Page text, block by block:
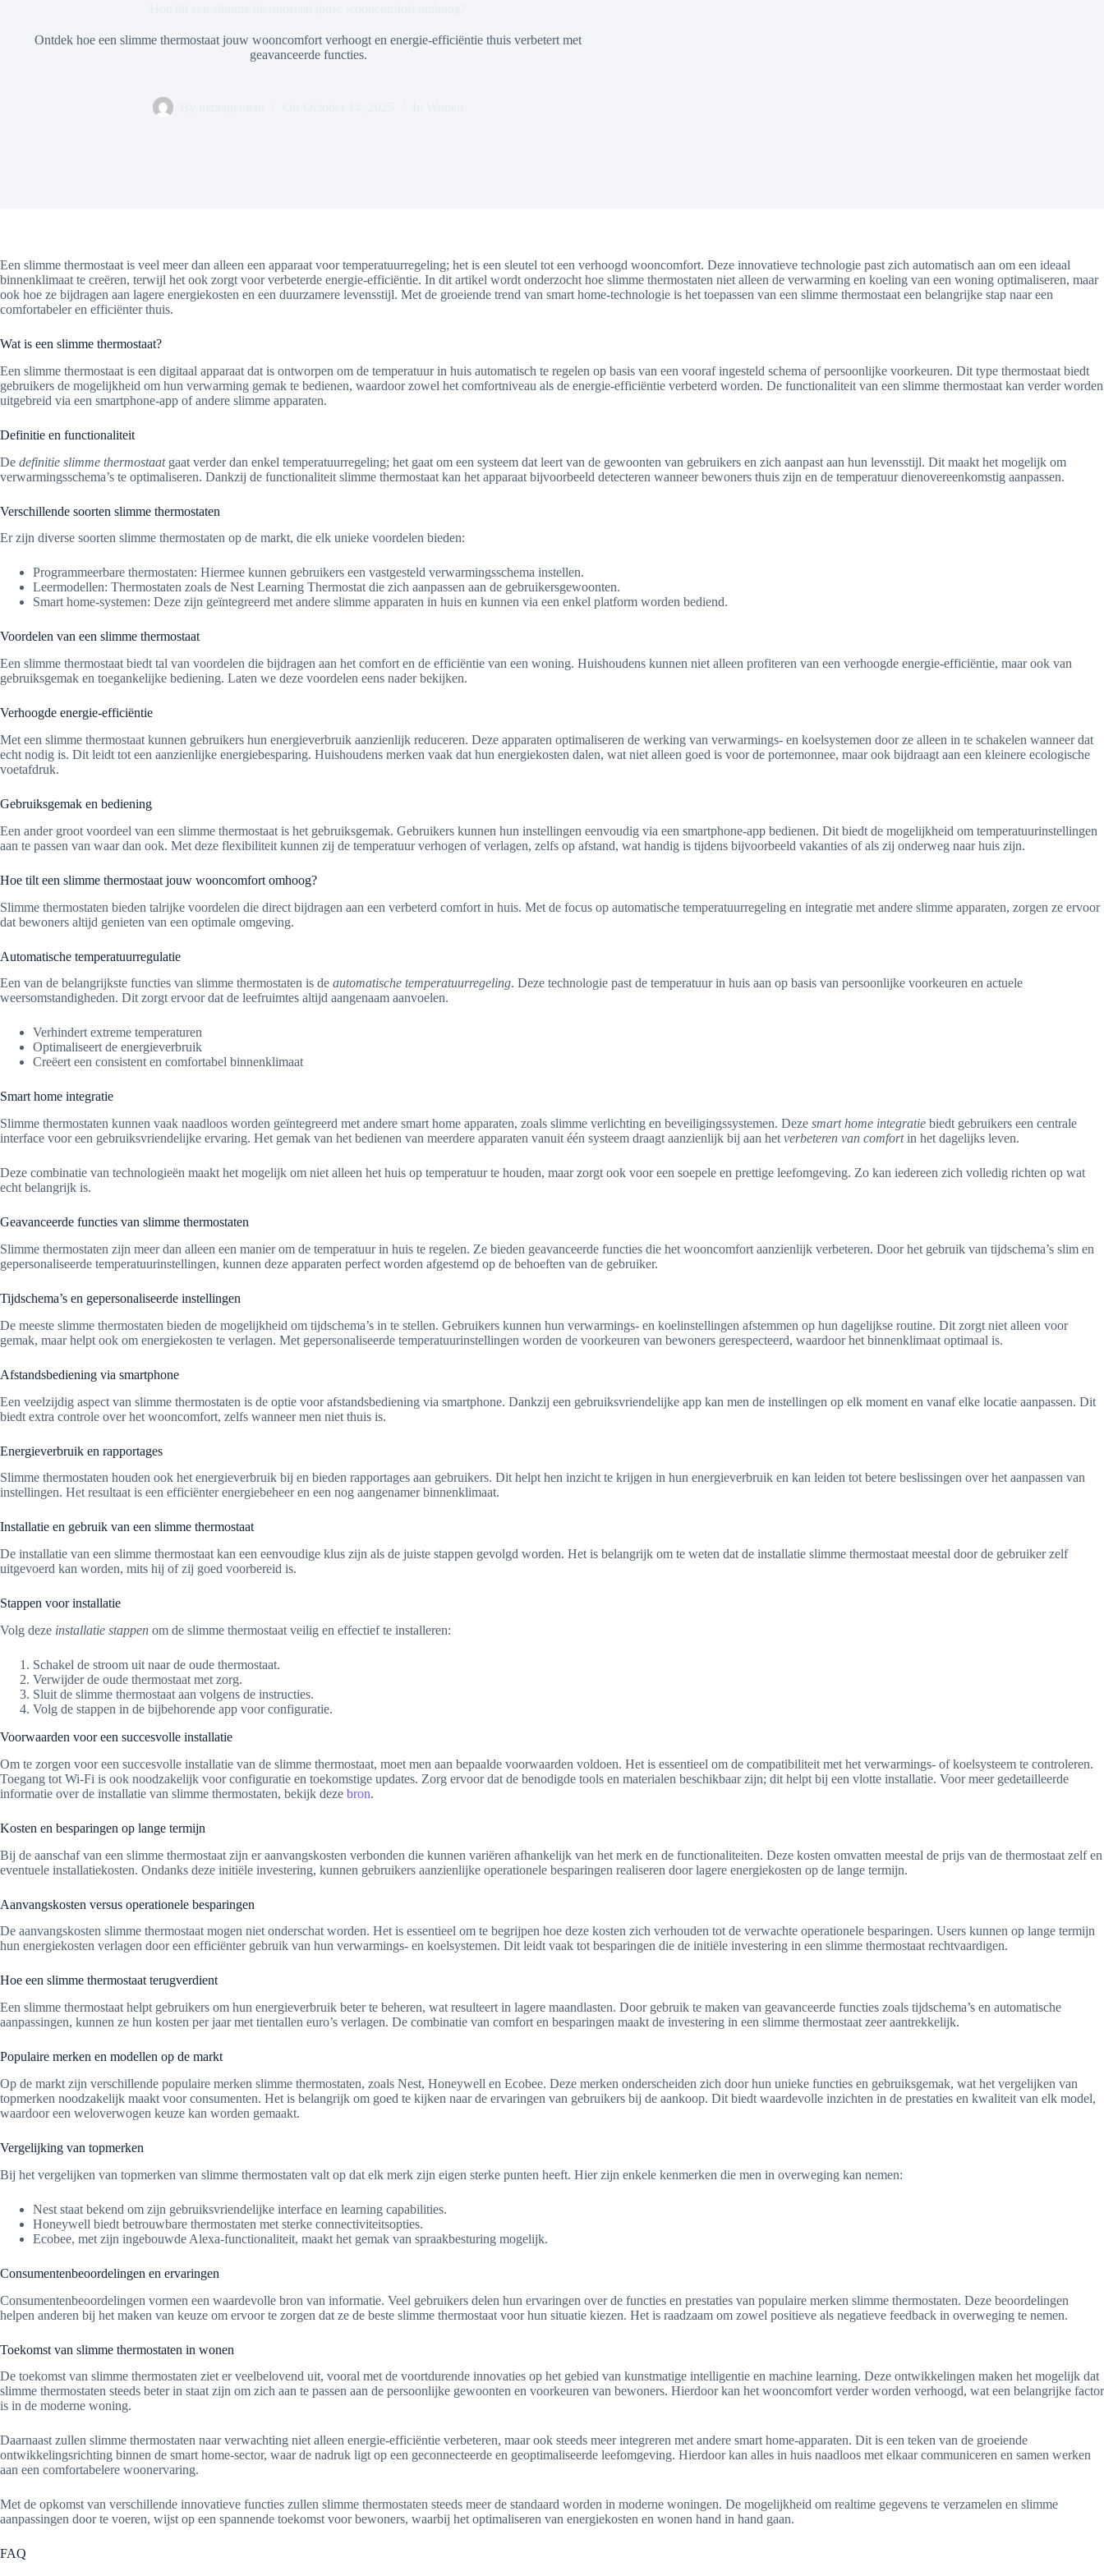
Ontdek hoe een slimme thermostaat jouw wooncomfort verhoogt en energie-efficiëntie thuis verbetert met
geavanceerde functies.
Een slimme thermostaat is veel meer dan alleen een apparaat voor temperatuurregeling; het is een sleutel tot een verhoogd wooncomfort. Deze innovatieve technologie past zich automatisch aan om een ideaal
binnenklimaat te creëren, terwijl het ook zorgt voor verbeterde energie-efficiëntie. In dit artikel wordt onderzocht hoe slimme thermostaten niet alleen de verwarming en koeling van een woning optimaliseren, maar
ook hoe ze bijdragen aan lagere energiekosten en een duurzamere levensstijl. Met de groeiende trend van smart home-technologie is het toepassen van een slimme thermostaat een belangrijke stap naar een
comfortabeler en efficiënter thuis.
Wat is een slimme thermostaat?
Een slimme thermostaat is een digitaal apparaat dat is ontworpen om de temperatuur in huis automatisch te regelen op basis van een vooraf ingesteld schema of persoonlijke voorkeuren. Dit type thermostaat biedt
gebruikers de mogelijkheid om hun verwarming gemak te bedienen, waardoor zowel het comfortniveau als de energie-efficiëntie verbeterd worden. De functionaliteit van een slimme thermostaat kan verder worden
uitgebreid via een smartphone-app of andere slimme apparaten.
Definitie en functionaliteit
De definitie slimme thermostaatgaat verder dan enkel temperatuurregeling; het gaat om een systeem dat leert van de gewoonten van gebruikers en zich aanpast aan hun levensstijl. Dit maakt het mogelijk om
verwarmingsschema’s te optimaliseren. Dankzij de functionaliteit slimme thermostaat kan het apparaat bijvoorbeeld detecteren wanneer bewoners thuis zijn en de temperatuur dienovereenkomstig aanpassen.
Verschillende soorten slimme thermostaten
Er zijn diverse soorten slimme thermostaten op de markt, die elk unieke voordelen bieden:
Programmeerbare thermostaten: Hiermee kunnen gebruikers een vastgesteld verwarmingsschema instellen.
Leermodellen: Thermostaten zoals de Nest Learning Thermostat die zich aanpassen aan de gebruikersgewoonten.
Smart home-systemen: Deze zijn geïntegreerd met andere slimme apparaten in huis en kunnen via een enkel platform worden bediend.
Voordelen van een slimme thermostaat
Een slimme thermostaat biedt tal van voordelen die bijdragen aan het comfort en de efficiëntie van een woning. Huishoudens kunnen niet alleen profiteren van een verhoogde energie-efficiëntie, maar ook van
gebruiksgemak en toegankelijke bediening. Laten we deze voordelen eens nader bekijken.
Verhoogde energie-efficiëntie
Met een slimme thermostaat kunnen gebruikers hun energieverbruik aanzienlijk reduceren. Deze apparaten optimaliseren de werking van verwarmings- en koelsystemen door ze alleen in te schakelen wanneer dat
echt nodig is. Dit leidt tot een aanzienlijke energiebesparing. Huishoudens merken vaak dat hun energiekosten dalen, wat niet alleen goed is voor de portemonnee, maar ook bijdraagt aan een kleinere ecologische
voetafdruk.
Gebruiksgemak en bediening
Een ander groot voordeel van een slimme thermostaat is het gebruiksgemak. Gebruikers kunnen hun instellingen eenvoudig via een smartphone-app bedienen. Dit biedt de mogelijkheid om temperatuurinstellingen
aan te passen van waar dan ook. Met deze flexibiliteit kunnen zij de temperatuur verhogen of verlagen, zelfs op afstand, wat handig is tijdens bijvoorbeeld vakanties of als zij onderweg naar huis zijn.
Hoe tilt een slimme thermostaat jouw wooncomfort omhoog?
Slimme thermostaten bieden talrijke voordelen die direct bijdragen aan een verbeterd comfort in huis. Met de focus op automatische temperatuurregeling en integratie met andere slimme apparaten, zorgen ze ervoor
dat bewoners altijd genieten van een optimale omgeving.
Automatische temperatuurregulatie
Een van de belangrijkste functies van slimme thermostaten is de automatische temperatuurregeling. Deze technologie past de temperatuur in huis aan op basis van persoonlijke voorkeuren en actuele
weersomstandigheden. Dit zorgt ervoor dat de leefruimtes altijd aangenaam aanvoelen.
Verhindert extreme temperaturen
Optimaliseert de energieverbruik
Creëert een consistent en comfortabel binnenklimaat
Smart home integratie
Slimme thermostaten kunnen vaak naadloos worden geïntegreerd met andere smart home apparaten, zoals slimme verlichting en beveiligingssystemen. Deze smart home integratie biedt gebruikers een centrale
interface voor een gebruiksvriendelijke ervaring. Het gemak van het bedienen van meerdere apparaten vanuit één systeem draagt aanzienlijk bij aan het verbeteren van comfortin het dagelijks leven.
Deze combinatie van technologieën maakt het mogelijk om niet alleen het huis op temperatuur te houden, maar zorgt ook voor een soepele en prettige leefomgeving. Zo kan iedereen zich volledig richten op wat
echt belangrijk is.
Geavanceerde functies van slimme thermostaten
Slimme thermostaten zijn meer dan alleen een manier om de temperatuur in huis te regelen. Ze bieden geavanceerde functies die het wooncomfort aanzienlijk verbeteren. Door het gebruik van tijdschema’s slim en
gepersonaliseerde temperatuurinstellingen, kunnen deze apparaten perfect worden afgestemd op de behoeften van de gebruiker.
Tijdschema’s en gepersonaliseerde instellingen
De meeste slimme thermostaten bieden de mogelijkheid om tijdschema’s in te stellen. Gebruikers kunnen hun verwarmings- en koelinstellingen afstemmen op hun dagelijkse routine. Dit zorgt niet alleen voor
gemak, maar helpt ook om energiekosten te verlagen. Met gepersonaliseerde temperatuurinstellingen worden de voorkeuren van bewoners gerespecteerd, waardoor het binnenklimaat optimaal is.
Afstandsbediening via smartphone
Een veelzijdig aspect van slimme thermostaten is de optie voor afstandsbediening via smartphone. Dankzij een gebruiksvriendelijke app kan men de instellingen op elk moment en vanaf elke locatie aanpassen. Dit
biedt extra controle over het wooncomfort, zelfs wanneer men niet thuis is.
Energieverbruik en rapportages
Slimme thermostaten houden ook het energieverbruik bij en bieden rapportages aan gebruikers. Dit helpt hen inzicht te krijgen in hun energieverbruik en kan leiden tot betere beslissingen over het aanpassen van
instellingen. Het resultaat is een efficiënter energiebeheer en een nog aangenamer binnenklimaat.
Installatie en gebruik van een slimme thermostaat
De installatie van een slimme thermostaat kan een eenvoudige klus zijn als de juiste stappen gevolgd worden. Het is belangrijk om te weten dat de installatie slimme thermostaat meestal door de gebruiker zelf
uitgevoerd kan worden, mits hij of zij goed voorbereid is.
Stappen voor installatie
Volg deze installatie stappen om de slimme thermostaat veilig en effectief te installeren:
Schakel de stroom uit naar de oude thermostaat.
Verwijder de oude thermostaat met zorg.
Sluit de slimme thermostaat aan volgens de instructies.
Volg de stappen in de bijbehorende app voor configuratie.
Voorwaarden voor een succesvolle installatie
Om te zorgen voor een succesvolle installatie van de slimme thermostaat, moet men aan bepaalde voorwaarden voldoen. Het is essentieel om de compatibiliteit met het verwarmings- of koelsysteem te controleren.
Toegang tot Wi-Fi is ook noodzakelijk voor configuratie en toekomstige updates. Zorg ervoor dat de benodigde tools en materialen beschikbaar zijn; dit helpt bij een vlotte installatie. Voor meer gedetailleerde
informatie over de installatie van slimme thermostaten, bekijk deze bron.
Kosten en besparingen op lange termijn
Bij de aanschaf van een slimme thermostaat zijn er aanvangskosten verbonden die kunnen variëren afhankelijk van het merk en de functionaliteiten. Deze kosten omvatten meestal de prijs van de thermostaat zelf en
eventuele installatiekosten. Ondanks deze initiële investering, kunnen gebruikers aanzienlijke operationele besparingen realiseren door lagere energiekosten op de lange termijn.
Aanvangskosten versus operationele besparingen
De aanvangskosten slimme thermostaat mogen niet onderschat worden. Het is essentieel om te begrijpen hoe deze kosten zich verhouden tot de verwachte operationele besparingen. Users kunnen op lange termijn
hun energiekosten verlagen door een efficiënter gebruik van hun verwarmings- en koelsystemen. Dit leidt vaak tot besparingen die de initiële investering in een slimme thermostaat rechtvaardigen.
Hoe een slimme thermostaat terugverdient
Een slimme thermostaat helpt gebruikers om hun energieverbruik beter te beheren, wat resulteert in lagere maandlasten. Door gebruik te maken van geavanceerde functies zoals tijdschema’s en automatische
aanpassingen, kunnen ze hun kosten per jaar met tientallen euro’s verlagen. De combinatie van comfort en besparingen maakt de investering in een slimme thermostaat zeer aantrekkelijk.
Populaire merken en modellen op de markt
Op de markt zijn verschillende populaire merken slimme thermostaten, zoals Nest, Honeywell en Ecobee. Deze merken onderscheiden zich door hun unieke functies en gebruiksgemak, wat het vergelijken van
topmerken noodzakelijk maakt voor consumenten. Het is belangrijk om goed te kijken naar de ervaringen van gebruikers bij de aankoop. Dit biedt waardevolle inzichten in de prestaties en kwaliteit van elk model,
waardoor een weloverwogen keuze kan worden gemaakt.
Vergelijking van topmerken
Bij het vergelijken van topmerken van slimme thermostaten valt op dat elk merk zijn eigen sterke punten heeft. Hier zijn enkele kenmerken die men in overweging kan nemen:
Nest staat bekend om zijn gebruiksvriendelijke interface en learning capabilities.
Honeywell biedt betrouwbare thermostaten met sterke connectiviteitsopties.
Ecobee, met zijn ingebouwde Alexa-functionaliteit, maakt het gemak van spraakbesturing mogelijk.
Consumentenbeoordelingen en ervaringen
Consumentenbeoordelingen vormen een waardevolle bron van informatie. Veel gebruikers delen hun ervaringen over de functies en prestaties van populaire merken slimme thermostaten. Deze beoordelingen
helpen anderen bij het maken van keuze om ervoor te zorgen dat ze de beste slimme thermostaat voor hun situatie kiezen. Het is raadzaam om zowel positieve als negatieve feedback in overweging te nemen.
Toekomst van slimme thermostaten in wonen
De toekomst van slimme thermostaten ziet er veelbelovend uit, vooral met de voortdurende innovaties op het gebied van kunstmatige intelligentie en machine learning. Deze ontwikkelingen maken het mogelijk dat
slimme thermostaten steeds beter in staat zijn om zich aan te passen aan de persoonlijke gewoonten en voorkeuren van bewoners. Hierdoor kan het wooncomfort verder worden verhoogd, wat een belangrijke factor
is in de moderne woning.
Daarnaast zullen slimme thermostaten naar verwachting niet alleen energie-efficiëntie verbeteren, maar ook steeds meer integreren met andere smart home-apparaten. Dit is een teken van de groeiende
ontwikkelingsrichting binnen de smart home-sector, waar de nadruk ligt op een geconnecteerde en geoptimaliseerde leefomgeving. Hierdoor kan alles in huis naadloos met elkaar communiceren en samen werken
aan een comfortabelere woonervaring.
Met de opkomst van verschillende innovatieve functies zullen slimme thermostaten steeds meer de standaard worden in moderne woningen. De mogelijkheid om realtime gegevens te verzamelen en slimme
aanpassingen door te voeren, wijst op een spannende toekomst voor bewoners, waarbij het optimaliseren van energiekosten en wonen hand in hand gaan.
FAQ